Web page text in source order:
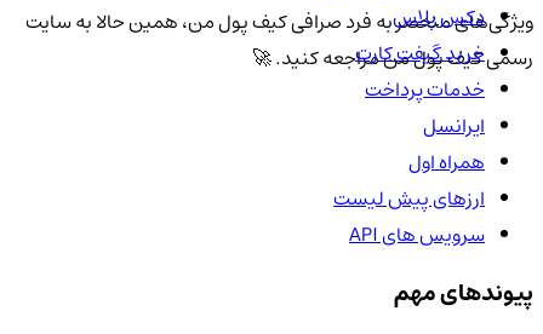
ویژگی‌های منحصر به فرد صرافی کیف پول من، همین حالا به سایت
رسمی کیف پول من مراجعه کنید. 🚀
دکس پلاس
خرید گیفت کارت
خدمات پرداخت
ایرانسل
همراه اول
ارزهای پیش لیست
سرویس های API
پیوندهای مهم